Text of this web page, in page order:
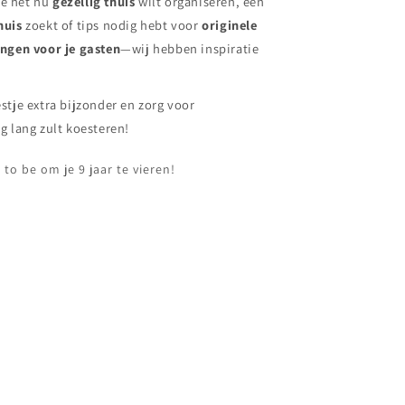
zoekt of tips nodig hebt voororiginele
voor je gasten—wij hebben inspiratie
extra bijzonder en zorg voor
lang zult koesteren!
be om je 9 jaar te vieren!